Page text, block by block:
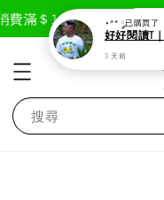
滿＄1800免運費 現在
搜尋
⋆** ༘已購買了
3 天前